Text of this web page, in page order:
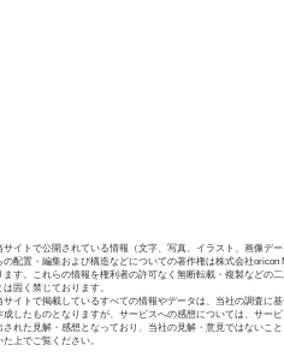
サイトで公開されている情報（文字、写真、イラスト、画像デ
の配置・編集および構造などについての著作権は株式会社oricon
ます。これらの情報を権利者の許可なく無断転載・複製などの二
は固く禁じております。
サイトで掲載しているすべての情報やデータは、当社の調査に
成したものとなりますが、サービスへの感想については、サー
された見解・感想となっており、当社の見解・意見ではないこ
た上でご覧ください。